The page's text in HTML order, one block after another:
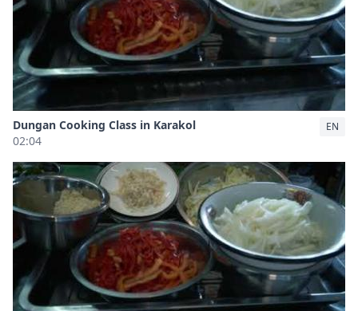
Dungan Cooking Class in Karakol
02:04
EN